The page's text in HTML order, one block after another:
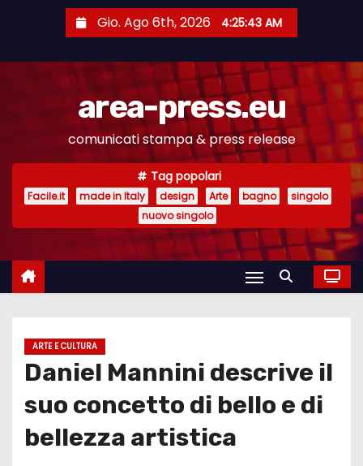
e
Gio. Ago 6th, 2026 4:25:43 AM
area-press.eu
comunicati stampa & press release
Tag popolari
Facile.it made in Italy design Arte bagno
singolo
nuovo singolo
ARTE E CULTURA
Daniel Mannini descrive il
suo concetto di bello e di
bellezza artistica